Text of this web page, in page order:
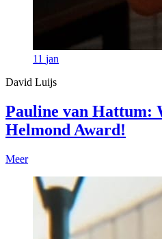
11 jan
David Luijs
Pauline van Hattum:
Helmond Award!
Meer